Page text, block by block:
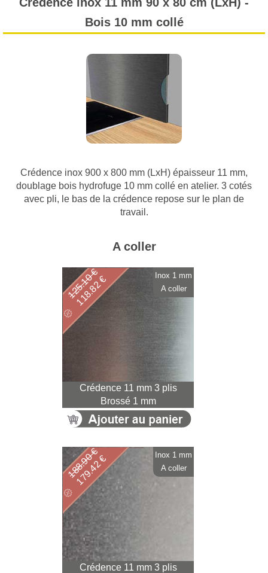
Bois 10 mm collé
Crédence inox 900 x 800 mm (LxH) épaisseur 11 mm,
doublage bois hydrofuge 10 mm collé en atelier. 3 cotés
avec pli, le bas de la crédence repose sur le plan de
travail.
A coller
Crédence 11 mm 3 plis
Brossé 1 mm
118.82 €
125.10 €
Inox 1 mm
A coller
Crédence 11 mm 3 plis
179.42 €
188.90 €
Inox 1 mm
A coller